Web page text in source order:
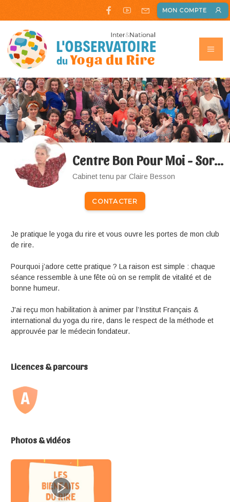
MON COMPTE
Centre Bon Pour Moi - Sorel Moussel
Cabinet tenu par Claire Besson
CONTACTER
Je pratique le yoga du rire et vous ouvre les portes de mon club
de rire.
Pourquoi j’adore cette pratique ? La raison est simple : chaque
séance ressemble à une fête où on se remplit de vitalité et de
bonne humeur.
J'ai reçu mon habilitation à animer par l’Institut Français &
international du yoga du rire, dans le respect de la méthode et
approuvée par le médecin fondateur.
Licences & parcours
Photos & vidéos